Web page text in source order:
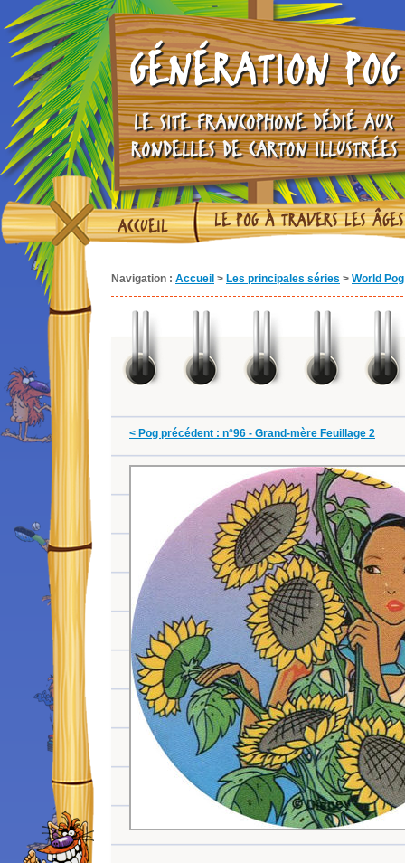
GÉNÉRATION POG
LE SITE FRANCOPHONE DÉDIÉ AUX
RONDELLES DE CARTON ILLUSTRÉES
ACCUEIL LE POG À TRAVERS LES ÂGES
Navigation : Accueil > Les principales séries > World
< Pog précédent : n°96 - Grand-mère Feuillage 2